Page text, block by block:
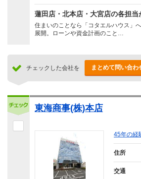
蓮田店・北本店・大宮店の各担当
住まいのことなら「コタエルハウス」
展開。ローンや資金計画のこと…
チェックした会社を まとめて問い合わ
東海商事(株)本店
45年の経
住所
交通